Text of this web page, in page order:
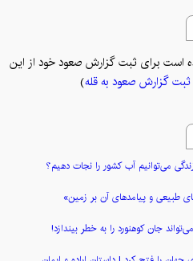
است برای ثبت گزارش صعود خود از این
ثبت گزارش صعود به قله)
می‌توانیم آب کشور را نجات دهیم؟
و پیامدهای آن بر زمین»
جان کوهنورد را به خطر بیندازد!